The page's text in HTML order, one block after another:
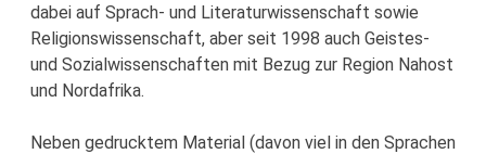
dabei auf Sprach- und Literaturwissenschaft sowie
Religionswissenschaft, aber seit 1998 auch Geistes-
und Sozialwissenschaften mit Bezug zur Region Nahost
und Nordafrika.
Neben gedrucktem Material (davon viel in den Sprachen